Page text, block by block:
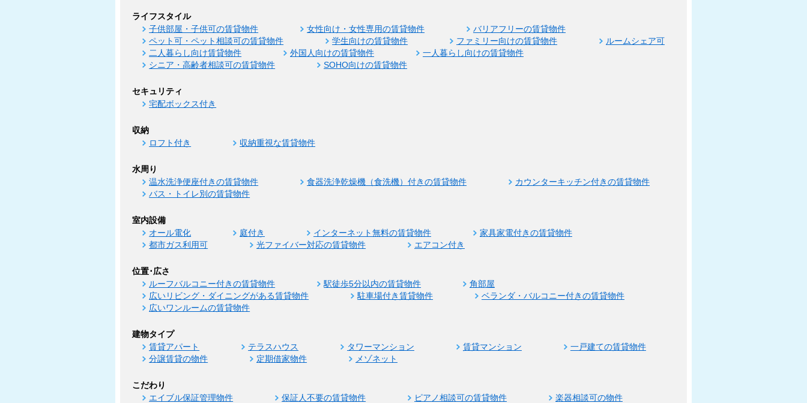
ライフスタイル
子供部屋・子供可の賃貸物件 女性向け・女性専用の賃貸物件
バリアフリーの賃貸物件
ペット可・ペット相談可の賃貸物件
学生向けの賃貸物件 ファミリー向けの賃貸物件
ルームシェア可
二人暮らし向け賃貸物件
外国人向けの賃貸物件
一人暮らし向けの賃貸物件
シニア・高齢者相談可の賃貸物件
SOHO向けの賃貸物件
セキュリティ
宅配ボックス付き
収納
ロフト付き 収納重視な賃貸物件
水周り
温水洗浄便座付きの賃貸物件 食器洗浄乾燥機（食洗機）付きの賃貸物件
カウンターキッチン付きの賃貸物件
バス・トイレ別の賃貸物件
室内設備
オール電化 庭付き インターネット無料の賃貸物件
家具家電付きの賃貸物件
都市ガス利用可
光ファイバー対応の賃貸物件 エアコン付き
位置･広さ
ルーフバルコニー付きの賃貸物件 駅徒歩5分以内の賃貸物件
角部屋
広いリビング・ダイニングがある賃貸物件
駐車場付き賃貸物件
ベランダ・バルコニー付きの賃貸物件
広いワンルームの賃貸物件
建物タイプ
賃貸アパート テラスハウス タワーマンション 賃貸マンション
一戸建ての賃貸物件
分譲賃貸の物件
定期借家物件 メゾネット
こだわり
エイブル保証管理物件 保証人不要の賃貸物件 ピアノ相談可の賃貸物件
楽器相談可の物件